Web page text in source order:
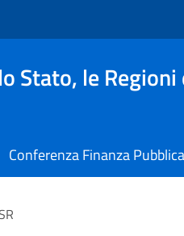
Stato, le Regioni
Conferenza Finanza Pubblica